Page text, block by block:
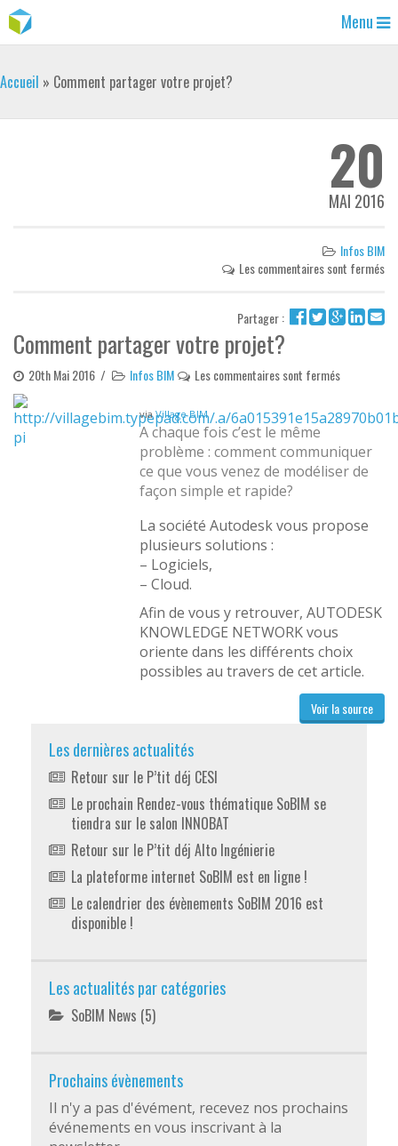
Menu
Accueil » Comment partager votre projet?
20
MAI 2016
Infos BIM
Les commentaires sont fermés
Partager :
Comment partager votre projet?
20th Mai 2016 / Infos BIM Les commentaires sont fermés
viaVillage BIM
A chaque fois c’est le même
problème : comment communiquer
ce que vous venez de modéliser de
façon simple et rapide?
La société Autodesk vous propose
plusieurs solutions :
– Logiciels,
– Cloud.
Afin de vous y retrouver, AUTODESK
KNOWLEDGE NETWORK vous
oriente dans les différents choix
possibles au travers de cet article.
Voir la source
Les dernières actualités
Retour sur le P’tit déj CESI
Le prochain Rendez-vous thématique SoBIM se
tiendra sur le salon INNOBAT
Retour sur le P’tit déj Alto Ingénierie
La plateforme internet SoBIM est en ligne !
Le calendrier des évènements SoBIM 2016 est
disponible !
Les actualités par catégories
SoBIM News (5)
Prochains évènements
Il n'y a pas d'évément, recevez nos prochains
événements en vous inscrivant à la